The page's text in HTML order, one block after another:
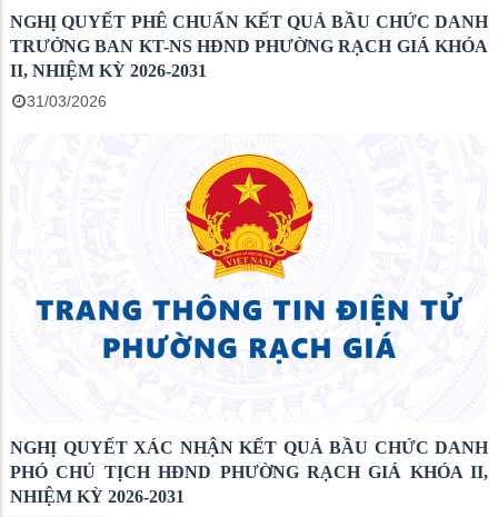
NGHỊ QUYẾT PHÊ CHUẨN KẾT QUẢ BẦU CHỨC DANH
TRƯỞNG BAN KT-NS HĐND PHƯỜNG RẠCH GIÁ KHÓA
II, NHIỆM KỲ 2026-2031
31/03/2026
NGHỊ QUYẾT XÁC NHẬN KẾT QUẢ BẦU CHỨC DANH
PHÓ CHỦ TỊCH HĐND PHƯỜNG RẠCH GIÁ KHÓA II,
NHIỆM KỲ 2026-2031